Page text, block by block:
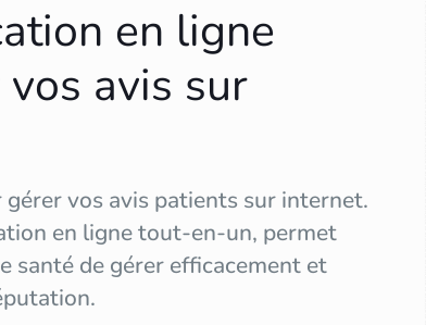
en ligne
avis sur
vos avis patients sur internet.
en ligne tout-en-un, permet
santé de gérer efficacement et
.